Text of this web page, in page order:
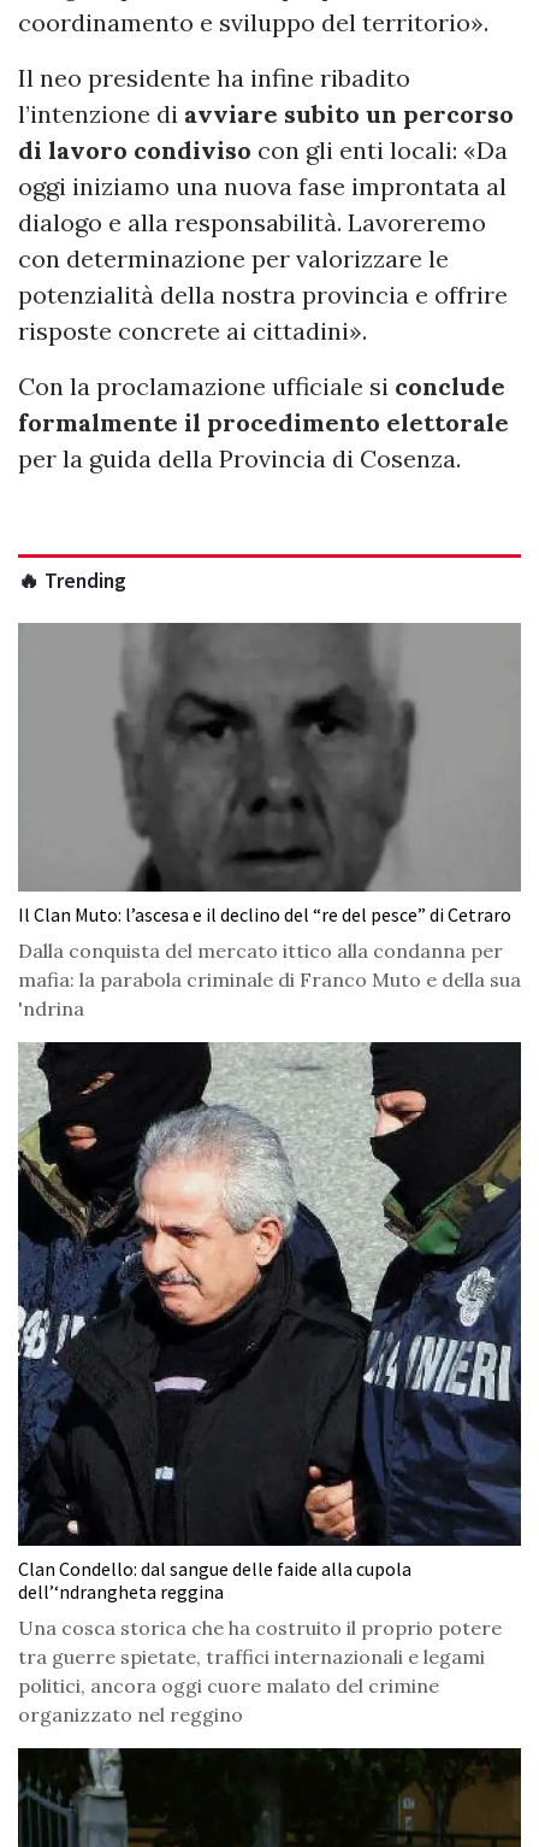
coordinamento e sviluppo del territorio».
Il neo presidente ha infine ribadito
l’intenzione di avviare subito un percorso
di lavoro condiviso con gli enti locali: «Da
oggi iniziamo una nuova fase improntata al
dialogo e alla responsabilità. Lavoreremo
con determinazione per valorizzare le
potenzialità della nostra provincia e offrire
risposte concrete ai cittadini».
Con la proclamazione ufficiale si conclude
formalmente il procedimento elettorale
per la guida della Provincia di Cosenza.
🔥 Trending
Il Clan Muto: l’ascesa e il declino del “re del pesce” di Cetraro
Dalla conquista del mercato ittico alla condanna per
mafia: la parabola criminale di Franco Muto e della sua
'ndrina
Clan Condello: dal sangue delle faide alla cupola
dell’‘ndrangheta reggina
Una cosca storica che ha costruito il proprio potere
tra guerre spietate, traffici internazionali e legami
politici, ancora oggi cuore malato del crimine
organizzato nel reggino